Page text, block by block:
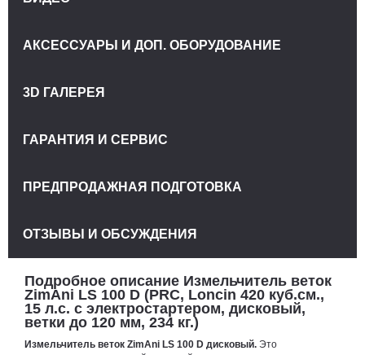
Подробное описание Измельчитель веток
ZimAni LS 100 D (PRC, Loncin 420 куб.см.,
15 л.с. с электростартером, дисковый,
ветки до 120 мм, 234 кг.)
Измельчитель веток ZimAni LS 100 D дисковый. Это
АКСЕССУАРЫ И ДОП. ОБОРУДОВАНИЕ
3D ГАЛЕРЕЯ
ГАРАНТИЯ И СЕРВИС
ПРЕДПРОДАЖНАЯ ПОДГОТОВКА
ОТЗЫВЫ И ОБСУЖДЕНИЯ